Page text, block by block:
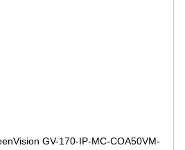
GV-170-IP-MC-COA50VM-